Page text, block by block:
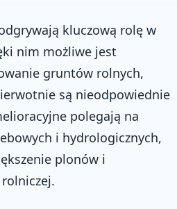
kluczową rolę w
nim możliwe jest
gruntów rolnych,
są nieodpowiednie
polegają na
i hydrologicznych,
plonów i